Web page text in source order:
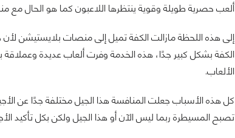
ألعب حصرية طويلة وقوية ينتظرها اللاعبون كما هو الحال مع
الكفة بشكل كبير جدًا، هذه الخدمة وفرت ألعاب عديدة
الألعاب.
كل هذه الأسباب جعلت المنافسة هذا الجيل مختلفة جدًا عن
تصبح المسيطرة ربما ليس الآن أو هذا الجيل ولكن بكل تأكيد